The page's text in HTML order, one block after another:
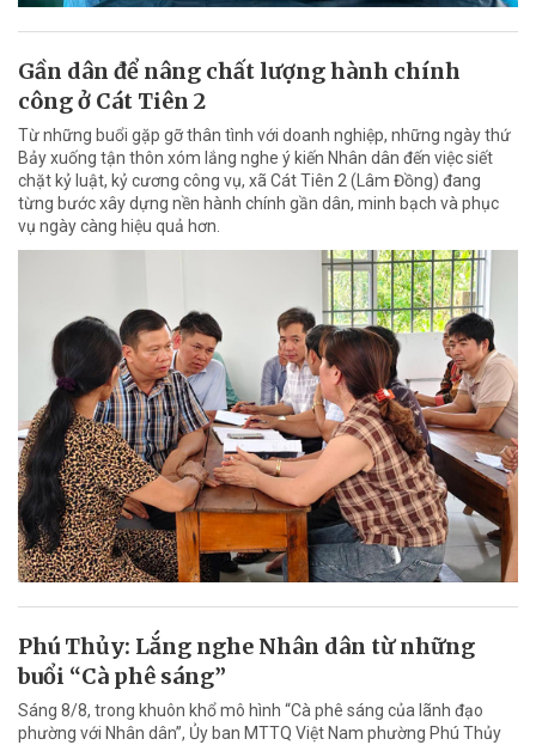
Gần dân để nâng chất lượng hành chính
công ở Cát Tiên 2
Từ những buổi gặp gỡ thân tình với doanh nghiệp, những ngày thứ
Bảy xuống tận thôn xóm lắng nghe ý kiến Nhân dân đến việc siết
chặt kỷ luật, kỷ cương công vụ, xã Cát Tiên 2 (Lâm Đồng) đang
từng bước xây dựng nền hành chính gần dân, minh bạch và phục
vụ ngày càng hiệu quả hơn.
Phú Thủy: Lắng nghe Nhân dân từ những
buổi “Cà phê sáng”
Sáng 8/8, trong khuôn khổ mô hình “Cà phê sáng của lãnh đạo
phường với Nhân dân”, Ủy ban MTTQ Việt Nam phường Phú Thủy